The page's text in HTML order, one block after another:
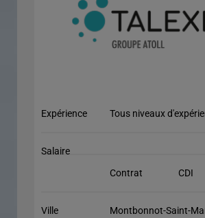
Expérience Tous niveaux
Salaire
Contrat
CDI
Ville Montbonnot-Saint-